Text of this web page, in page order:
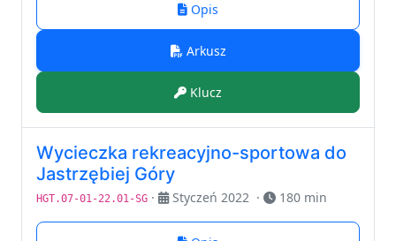
Opis
Arkusz
Klucz
Wycieczka rekreacyjno-sportowa do
Jastrzębiej Góry
HGT.07-01-22.01-SG · Styczeń 2022 · 180 min